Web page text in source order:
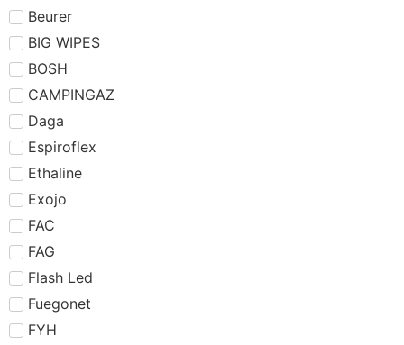
Beurer
BIG WIPES
BOSH
CAMPINGAZ
Daga
Espiroflex
Ethaline
Exojo
FAC
FAG
Flash Led
Fuegonet
FYH